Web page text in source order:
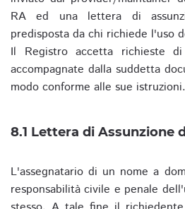
RA ed una lettera di
predisposta da chi richiede l'uso
Il Registro accetta richieste di
accompagnate dalla suddetta
modo conforme alle sue istruzioni.
8.1 Lettera di Assunzione
L'assegnatario di un nome a
responsabilità civile e penale